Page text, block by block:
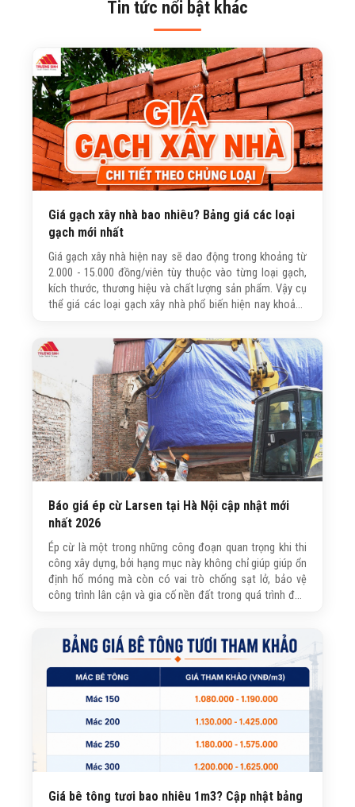
Tin tức nổi bật khác
Giá gạch xây nhà bao nhiêu? Bảng giá các loại
gạch mới nhất
Giá gạch xây nhà hiện nay sẽ dao động trong khoảng từ
2.000 - 15.000 đồng/viên tùy thuộc vào từng loại gạch,
kích thước, thương hiệu và chất lượng sản phẩm. Vậy cụ
thể giá các loại gạch xây nhà phổ biến hiện nay khoảng
tiết trong bài viết dưới đây.
Báo giá ép cừ Larsen tại Hà Nội cập nhật mới
nhất 2026
Ép cừ là một trong những công đoạn quan trọng khi thi
công xây dựng, bởi hạng mục này không chỉ giúp giúp ổn
định hố móng mà còn có vai trò chống sạt lở, bảo vệ
công trình lân cận và gia cố nền đất trong quá trình đào
nhật mới nhất!
Giá bê tông tươi bao nhiêu 1m3? Cập nhật bảng